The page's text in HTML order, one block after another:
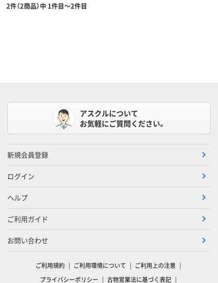
2件（2商品）中 1件目～2件目
アスクルについて
お気軽にご質問ください。
新規会員登録
ログイン
ヘルプ
ご利用ガイド
お問い合わせ
ご利用規約 ご利用環境について
ご利用上の注意
プライバシーポリシー
古物営業法に基づく表記